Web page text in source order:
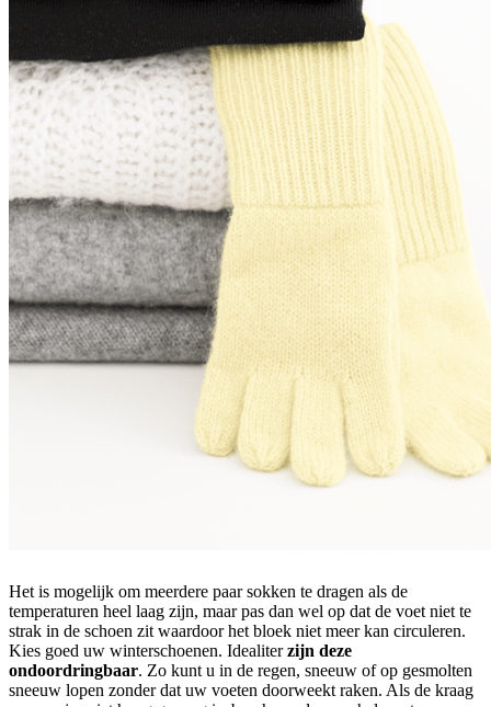
Het is mogelijk om meerdere paar sokken te dragen als de
temperaturen heel laag zijn, maar pas dan wel op dat de voet niet te
strak in de schoen zit waardoor het bloek niet meer kan circuleren.
Kies goed uw winterschoenen. Idealiterzijn deze
ondoordringbaar. Zo kunt u in de regen, sneeuw of op gesmolten
sneeuw lopen zonder dat uw voeten doorweekt raken. Als de kraag